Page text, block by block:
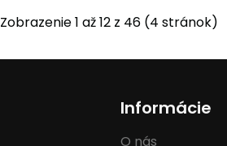
Zobrazenie 1 až 12 z 46 (4 stránok)
Informácie
O nás